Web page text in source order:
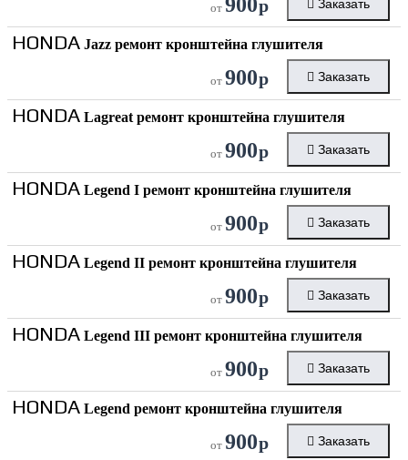
от р Заказать
HONDA Jazz ремонт кронштейна глушителя
от 900р Заказать
HONDA Lagreat ремонт кронштейна глушителя
от 900р Заказать
HONDA Legend I ремонт кронштейна глушителя
от 900р Заказать
HONDA Legend II ремонт кронштейна глушителя
от 900р Заказать
HONDA Legend III ремонт кронштейна глушителя
от 900р Заказать
HONDA Legend ремонт кронштейна глушителя
от 900р Заказать